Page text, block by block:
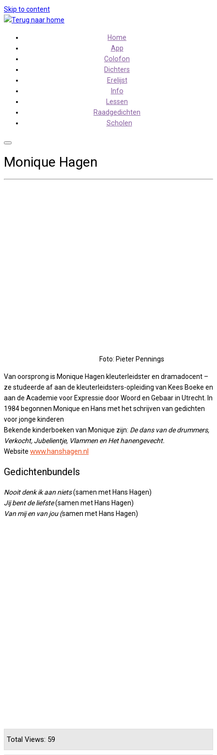
Skip to content
Home
App
Colofon
Dichters
Erelijst
Info
Lessen
Raadgedichten
Scholen
Monique Hagen
Foto: Pieter Pennings
Van oorsprong is Monique Hagen kleuterleidster en dramadocent –
ze studeerde af aan de kleuterleidsters-opleiding van Kees Boeke en
aan de Academie voor Expressie door Woord en Gebaar in Utrecht. In
1984 begonnen Monique en Hans met het schrijven van gedichten
voor jonge kinderen
Bekende kinderboeken van Monique zijn: De dans van de drummers,
Verkocht, Jubelientje, Vlammen en Het hanengevecht.
Website www.hanshagen.nl
Gedichtenbundels
Nooit denk ik aan niets(samen met Hans Hagen)
Jij bent de liefste(samen met Hans Hagen)
Van mij en van jou (samen met Hans Hagen)
Total Views: 59